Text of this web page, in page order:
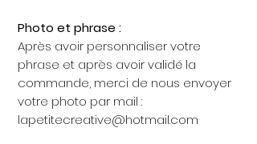
Photo et phrase :
Après avoir personnaliser votre
phrase et après avoir validé la
commande, merci de nous envoyer
votre photo par mail :
lapetitecreative@hotmail.com